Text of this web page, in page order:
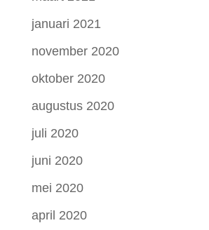
januari 2021
november 2020
oktober 2020
augustus 2020
juli 2020
juni 2020
mei 2020
april 2020